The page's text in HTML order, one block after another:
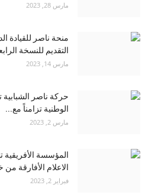
مارس 28, 2023
منحة ناصر للقيادة
التقديم للنسخة
مارس 14, 2023
حركة ناصر الشبابية
الوطنية تزامناً مع...
مارس 2, 2023
المؤسسة
الاعلام الأفارقة من
فبراير 2, 2023